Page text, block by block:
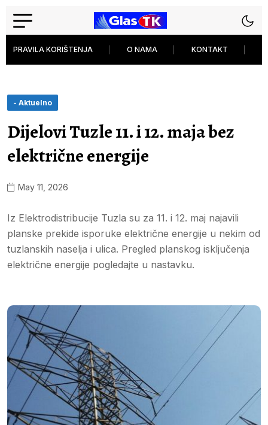
PRAVILA KORIŠTENJA O NAMA KONTAKT
- Aktuelno
Dijelovi Tuzle 11. i 12. maja bez
električne energije
May 11, 2026
Iz Elektrodistribucije Tuzla su za 11. i 12. maj najavili
planske prekide isporuke električne energije u nekim od
tuzlanskih naselja i ulica. Pregled planskog isključenja
električne energije pogledajte u nastavku.